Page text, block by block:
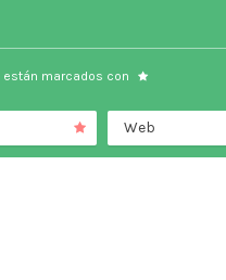
marcados con
Web